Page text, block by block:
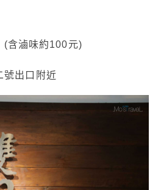
(含滷味約100元)
號出口附近